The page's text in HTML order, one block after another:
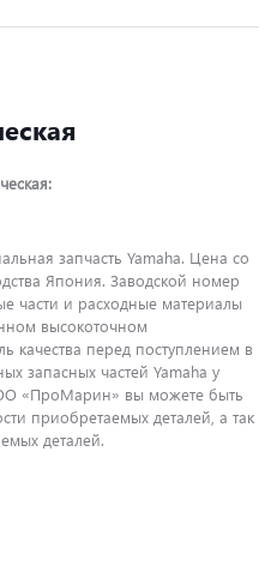
запчасть Yamaha. Цена со
Япония. Заводской номер
части и расходные материалы
высокоточном
качества перед поступлением в
запасных частей Yamaha у
«ПроМарин» вы можете быть
приобретаемых деталей, а так
деталей.